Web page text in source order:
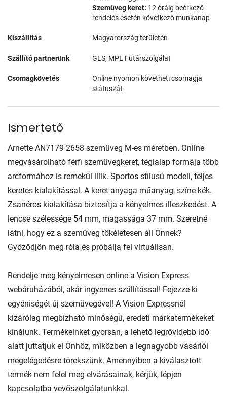
Szemüveg keret: 12 óráig beérkező
rendelés esetén következő munkanap
Kiszállítás Magyarország területén
Szállító partnerünk GLS, MPL Futárszolgálat
Csomagkövetés
Online nyomon követheti csomagja
státuszát
Ismertető
Arnette AN7179 2658 szemüveg M-es méretben. Online
megvásárolható férfi szemüvegkeret, téglalap formája több
arcformához is remekül illik. Sportos stílusú modell, teljes
keretes kialakítással. A keret anyaga műanyag, színe kék.
Zsanéros kialakítása biztosítja a kényelmes illeszkedést. A
lencse szélessége 54 mm, magassága 37 mm. Szeretné
látni, hogy ez a szemüveg tökéletesen áll Önnek?
Győződjön meg róla és próbálja fel virtuálisan.
Rendelje meg kényelmesen online a Vision Express
webáruházából, akár ingyenes szállítással! Fejezze ki
egyéniségét új szemüvegével! A Vision Expressnél
kizárólag megbízható minőségű, eredeti márkatermékeket
kínálunk. Termékeinket gyorsan, a lehető legrövidebb idő
alatt juttatjuk el Önhöz, miközben a legnagyobb vásárlói
megelégedésre törekszünk. Amennyiben a kiválasztott
termék nem felel meg elvárásainak, kérjük, lépjen
kapcsolatba vevőszolgálatunkkal.